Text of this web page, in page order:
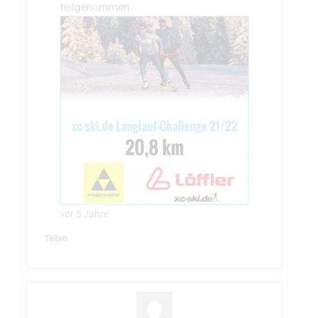
teilgenommen.
vor 5 Jahre
Teilen